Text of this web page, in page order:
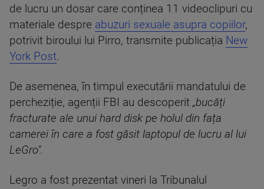
de lucru un dosar care conținea 11 videoclipuri cu
materiale despre abuzuri sexuale asupra copiilor,
potrivit biroului lui Pirro, transmite publicația New
York Post.
De asemenea, în timpul executării mandatului de
percheziție, agenții FBI au descoperit „bucăți
fracturate ale unui hard disk pe holul din fața
camerei în care a fost găsit laptopul de lucru al lui
LeGro".
Legro a fost prezentat vineri la Tribunalul